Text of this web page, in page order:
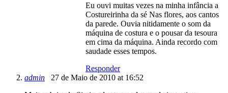
Eu ouvi muitas vezes na minha infância a
Costureirinha da sé Nas flores, aos cantos
da parede. Ouvia nitidamente o som da
máquina de costura e o pousar da tesoura
em cima da máquina. Ainda recordo com
saudade esses tempos.
Responder
admin
27 de Maio de 2010 at 16:52